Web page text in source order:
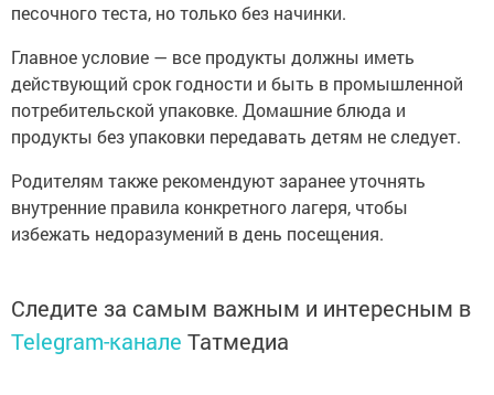
песочного теста, но только без начинки.
Главное условие — все продукты должны иметь
действующий срок годности и быть в промышленной
потребительской упаковке. Домашние блюда и
продукты без упаковки передавать детям не следует.
Родителям также рекомендуют заранее уточнять
внутренние правила конкретного лагеря, чтобы
избежать недоразумений в день посещения.
Следите за самым важным и интересным в
Telegram-канале Татмедиа